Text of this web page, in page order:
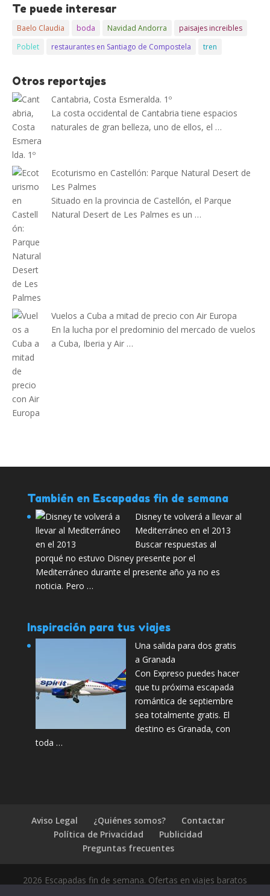
Te puede interesar
Baelo Claudia boda Navidad Andorra
paisajes increibles
Poblet
restaurantes en Santiago de Compostela tren
Otros reportajes
Cantabria, Costa Esmeralda. 1º
La costa occidental de Cantabria tiene espacios
naturales de gran belleza, uno de ellos, el …
Ecoturismo en Castellón: Parque Natural Desert de
Les Palmes
Situado en la provincia de Castellón, el Parque
Natural Desert de Les Palmes es un …
Vuelos a Cuba a mitad de precio con Air Europa
En la lucha por el predominio del mercado de vuelos
a Cuba, Iberia y Air …
También en Escapadas fin de semana
Disney te volverá a llevar al
Mediterráneo en el 2013
Buscar respuestas al
porqué no estuvo Disney presente por el
Mediterráneo durante el presente año ya no es
noticia. Pero …
Inspiración para tus viajes
Una salida para dos gratis
a Granada
Con Expreso puedes hacer
que tu próxima escapada
romántica de septiembre
sea totalmente gratis. El
destino es Granada, con
toda …
Aviso Legal ¿Quiénes somos?
Contactar
Política de Privacidad
Publicidad
Preguntas frecuentes
2026 Escapadas fin de semana. Ofertas en viajes baratos